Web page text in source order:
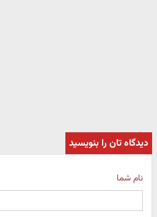
دیدگاه تان را بنویسید
نام شما